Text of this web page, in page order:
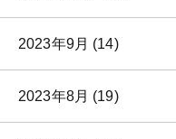
2023年9月 (14)
2023年8月 (19)